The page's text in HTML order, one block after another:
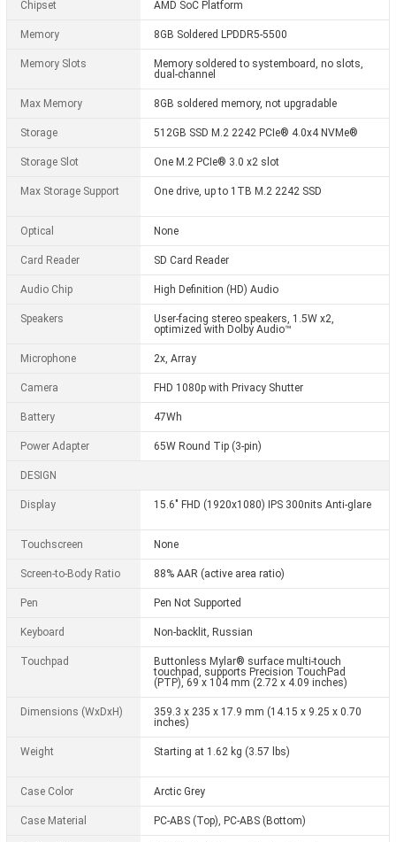
Chipset AMD SoC Platform
Memory 8GB Soldered LPDDR5-5500
Memory Slots
Memory soldered to systemboard, no slots,
dual-channel
Max Memory 8GB soldered memory, not upgradable
Storage 512GB SSD M.2 2242 PCIe® 4.0x4 NVMe®
Storage Slot One M.2 PCIe® 3.0 x2 slot
Max Storage Support One drive, up to 1TB M.2 2242 SSD
Optical None
Card Reader SD Card Reader
Audio Chip High Definition (HD) Audio
Speakers
User-facing stereo speakers, 1.5W x2,
optimized with Dolby Audio™
Microphone 2x, Array
Camera FHD 1080p with Privacy Shutter
Battery 47Wh
Power Adapter 65W Round Tip (3-pin)
DESIGN
Display 15.6" FHD (1920x1080) IPS 300nits Anti-glare
Touchscreen None
Screen-to-Body Ratio 88% AAR (active area ratio)
Pen Pen Not Supported
Keyboard Non-backlit, Russian
Touchpad
Buttonless Mylar® surface multi-touch
touchpad, supports Precision TouchPad
(PTP), 69 x 104 mm (2.72 x 4.09 inches)
Dimensions (WxDxH)
359.3 x 235 x 17.9 mm (14.15 x 9.25 x 0.70
inches)
Weight Starting at 1.62 kg (3.57 lbs)
Case Color Arctic Grey
Case Material PC-ABS (Top), PC-ABS (Bottom)